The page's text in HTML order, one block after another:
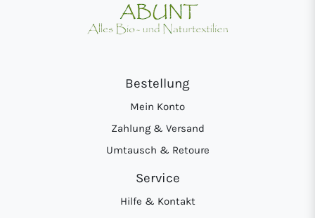
Bestellung
Mein Konto
Zahlung & Versand
Umtausch & Retoure
Service
Hilfe & Kontakt